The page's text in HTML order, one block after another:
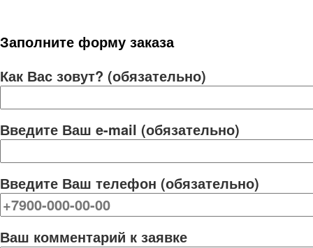
Заполните форму заказа
Как Вас зовут? (обязательно)
Введите Ваш e-mail (обязательно)
Введите Ваш телефон (обязательно)
Ваш комментарий к заявке